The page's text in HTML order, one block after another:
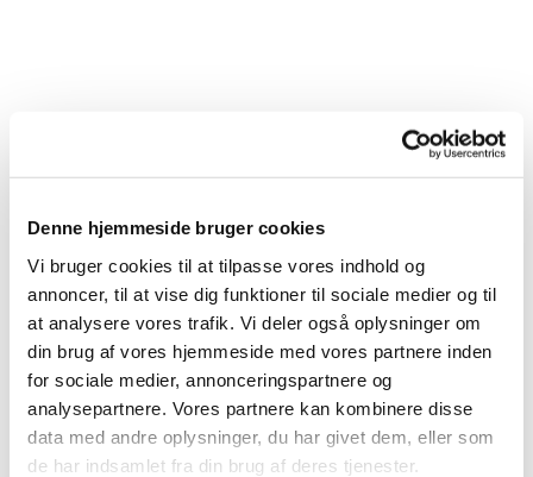
Denne hjemmeside bruger cookies
Vi bruger cookies til at tilpasse vores indhold og
annoncer, til at vise dig funktioner til sociale medier og til
at analysere vores trafik. Vi deler også oplysninger om
din brug af vores hjemmeside med vores partnere inden
for sociale medier, annonceringspartnere og
analysepartnere. Vores partnere kan kombinere disse
data med andre oplysninger, du har givet dem, eller som
de har indsamlet fra din brug af deres tjenester.
Du vil måske også kunne
lide...